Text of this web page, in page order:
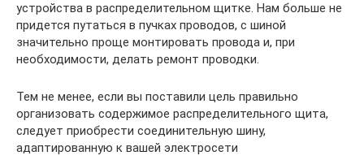
устройства в распределительном щитке. Нам больше не
придется путаться в пучках проводов, с шиной
значительно проще монтировать провода и, при
необходимости, делать ремонт проводки.
Тем не менее, если вы поставили цель правильно
организовать содержимое распределительного щита,
следует приобрести соединительную шину,
адаптированную к вашей электросети